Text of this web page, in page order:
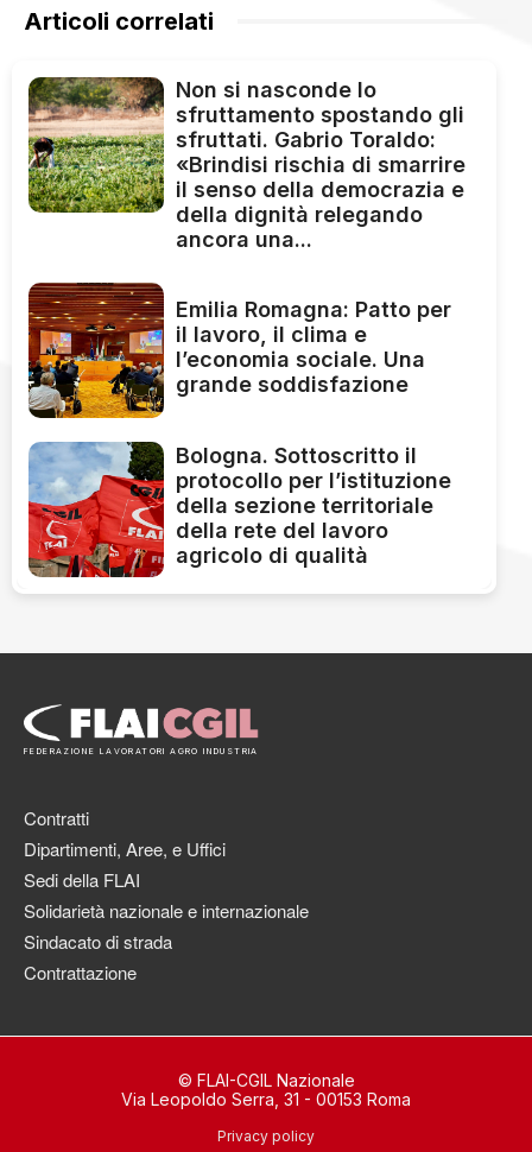
Articoli correlati
Non si nasconde lo
sfruttamento spostando gli
sfruttati. Gabrio Toraldo:
«Brindisi rischia di smarrire
il senso della democrazia e
della dignità relegando
ancora una...
Emilia Romagna: Patto per
il lavoro, il clima e
l’economia sociale. Una
grande soddisfazione
Bologna. Sottoscritto il
protocollo per l’istituzione
della sezione territoriale
della rete del lavoro
agricolo di qualità
FEDERAZIONE LAVORATORI AGRO INDUSTRIA
Contratti
Dipartimenti, Aree, e Uffici
Sedi della FLAI
Solidarietà nazionale e internazionale
Sindacato di strada
Contrattazione
© FLAI-CGIL Nazionale
Via Leopoldo Serra, 31 - 00153 Roma
Privacy policy